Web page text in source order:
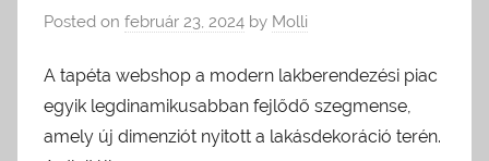
Posted on február 23, 2024 by Molli
A tapéta webshop a modern lakberendezési piac
egyik legdinamikusabban fejlődő szegmense,
amely új dimenziót nyitott a lakásdekoráció terén.